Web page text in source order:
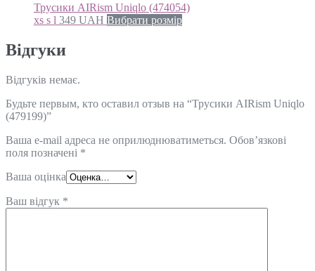
Трусики AIRism Uniqlo (474054)
xs s l 349 UAH Вибрати розмір
Відгуки
Відгуків немає.
Будьте первым, кто оставил отзыв на “Трусики AIRism Uniqlo
(479199)”
Ваша e-mail адреса не оприлюднюватиметься. Обов’язкові
поля позначені *
Ваша оцінка
Ваш відгук *